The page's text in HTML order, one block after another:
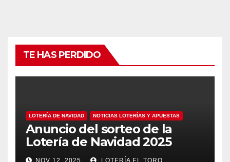
TE HAS PERDIDO
LOTERÍA DE NAVIDAD NOTICIAS LOTERÍAS Y APUESTAS
Anuncio del sorteo de la
Lotería de Navidad 2025
NOV 12, 2025 LOTERÍA EL TORO